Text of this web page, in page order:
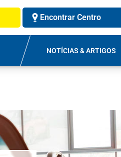
Encontrar Centro
NOTÍCIAS & ARTIGOS